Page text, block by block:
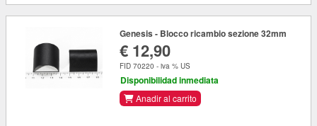
Genesis - Blocco ricambio sezione 32mm
€ 12,90
FID 70220 - iva % US
Disponibilidad inmediata
Anadir al carrito